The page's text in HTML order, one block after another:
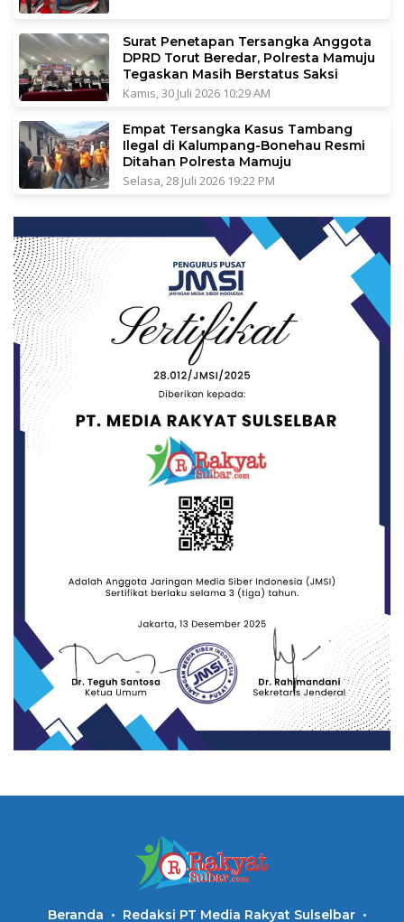
Surat Penetapan Tersangka Anggota
DPRD Torut Beredar, Polresta Mamuju
Tegaskan Masih Berstatus Saksi
Kamis, 30 Juli 2026 10:29 AM
Empat Tersangka Kasus Tambang
Ilegal di Kalumpang-Bonehau Resmi
Ditahan Polresta Mamuju
Selasa, 28 Juli 2026 19:22 PM
Beranda Redaksi PT Media Rakyat Sulselbar